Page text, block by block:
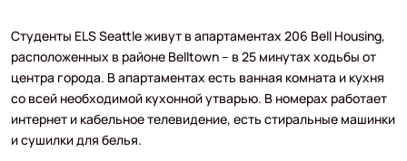
Студенты ELS Seattle живут в апартаментах 206 Bell Housing,
расположенных в районе Belltown – в 25 минутах ходьбы от
центра города. В апартаментах есть ванная комната и кухня
со всей необходимой кухонной утварью. В номерах работает
интернет и кабельное телевидение, есть стиральные машинки
и сушилки для белья.